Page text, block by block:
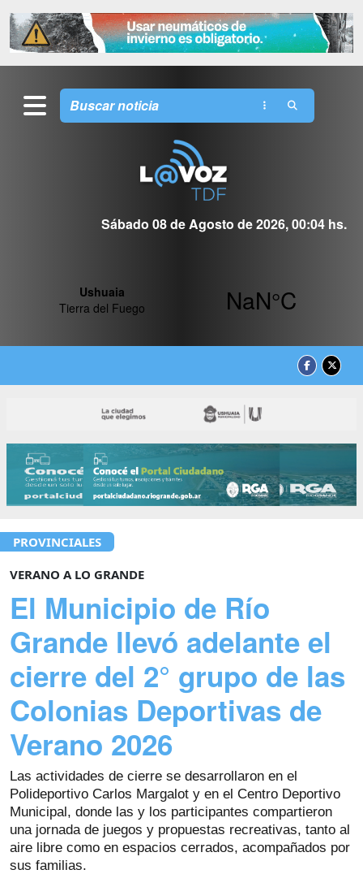
Sábado 08 de Agosto de 2026, 00:04 hs.
PROVINCIALES
VERANO A LO GRANDE
El Municipio de Río
Grande llevó adelante el
cierre del 2° grupo de las
Colonias Deportivas de
Verano 2026
Las actividades de cierre se desarrollaron en el
Polideportivo Carlos Margalot y en el Centro Deportivo
Municipal, donde las y los participantes compartieron
una jornada de juegos y propuestas recreativas, tanto al
aire libre como en espacios cerrados, acompañados por
sus familias.